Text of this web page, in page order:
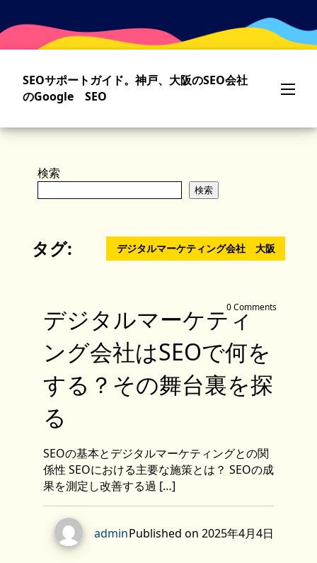
main
content
SEOサポートガイド。神戸、大阪のSEO会社
のGoogle SEO
検索
検索
タグ: デジタルマーケティング会社 大阪
0 Comments
デジタルマーケティ
ング会社はSEOで何を
する？その舞台裏を探
る
SEOの基本とデジタルマーケティングとの関
係性 SEOにおける主要な施策とは？ SEOの成
果を測定し改善する過 […]
adminPublished on 2025年4月4日